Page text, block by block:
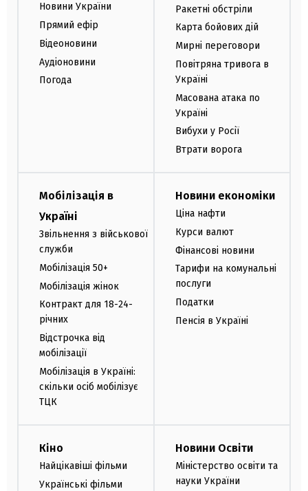
Новини України
Прямий ефір
Відеоновини
Аудіоновини
Погода
Ракетні обстріли
Карта бойових дій
Мирні переговори
Повітряна тривога в
Україні
Масована атака по
Україні
Вибухи у Росії
Втрати ворога
Мобілізація в
Україні
Звільнення з військової
служби
Мобілізація 50+
Мобілізація жінок
Контракт для 18-24-
річних
Відстрочка від
мобілізації
Мобілізація в Україні:
скільки осіб мобілізує
ТЦК
Новини економіки
Ціна нафти
Курси валют
Фінансові новини
Тарифи на комунальні
послуги
Податки
Пенсія в Україні
Кіно
Найцікавіші фільми
Українські фільми
Новини Освіти
Міністерство освіти та
науки України